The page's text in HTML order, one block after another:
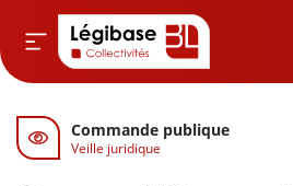
& Cimetières
Commande publique
Veille juridique